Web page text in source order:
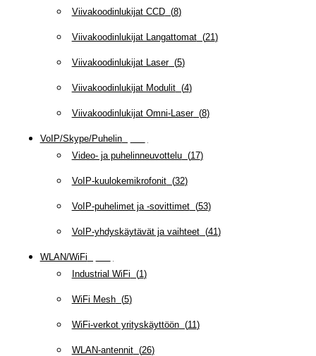
Viivakoodinlukijat CCD(8)
Viivakoodinlukijat Langattomat(21 )
Viivakoodinlukijat Laser(5)
Viivakoodinlukijat Modulit(4)
Viivakoodinlukijat Omni-Laser(8)
VoIP/Skype/Puhelin(
Video- ja puhelinneuvottelu(17)
VoIP-kuulokemikrofonit(32)
VoIP-puhelimet ja -sovittimet(53)
VoIP-yhdyskäytävät ja vaihteet(41 )
WLAN/WiFi
Industrial WiFi (1 )
WiFi Mesh(5)
WiFi-verkot yrityskäyttöön(11 )
WLAN-antennit(26)